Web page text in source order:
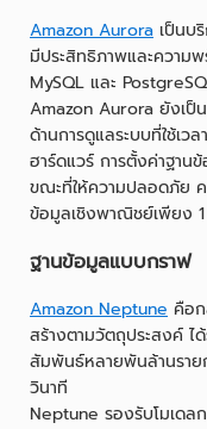
Amazon Aurora เป็นบ
มีประสิทธิภาพและความ
MySQL และ
Amazon Aurora ยังเป็
ด้านการดูแลระบบที่ใช้เว
ฮาร์ดแวร์ การตั้งค่าฐาน
ขณะที่ให้ความปลอดภัย ค
ข้อมูลเชิงพาณิชย์เพียง
ฐานข้อมูลแบบกราฟ
Amazon Neptune คือ
สร้างตามวัตถุประสงค์ ไ
สัมพันธ์หลายพันล้านราย
วินาที
Neptune รองรับโมเด